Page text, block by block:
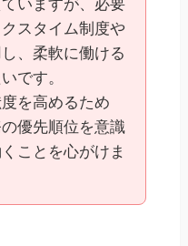
いますが、必要
スタイム制度や
、柔軟に働ける
です。
を高めるため
優先順位を意識
ことを心がけま